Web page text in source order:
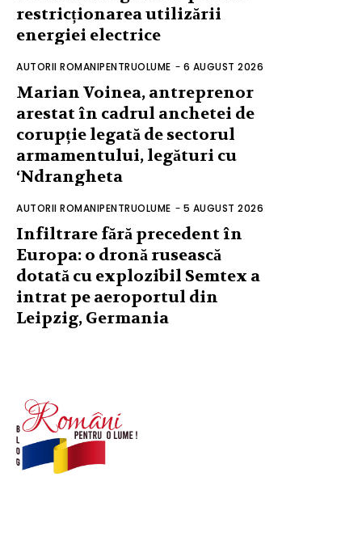
restricționarea utilizării
energiei electrice
AUTORII ROMANIPENTRUOLUME - 6 AUGUST 2026
Marian Voinea, antreprenor
arestat în cadrul anchetei de
corupție legată de sectorul
armamentului, legături cu
‘Ndrangheta
AUTORII ROMANIPENTRUOLUME - 5 AUGUST 2026
Infiltrare fără precedent în
Europa: o dronă rusească
dotată cu explozibil Semtex a
intrat pe aeroportul din
Leipzig, Germania